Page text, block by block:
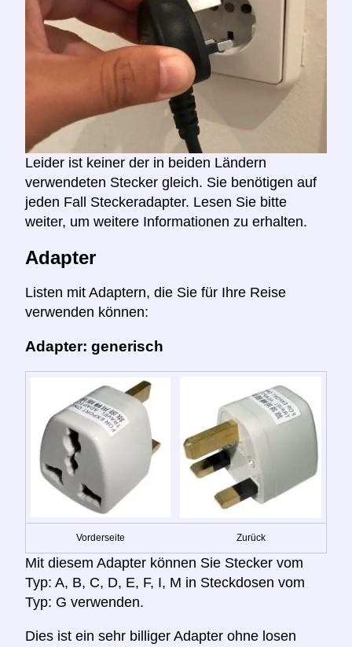
Leider ist keiner der in beiden Ländern
verwendeten Stecker gleich. Sie benötigen auf
jeden Fall Steckeradapter. Lesen Sie bitte
weiter, um weitere Informationen zu erhalten.
Adapter
Listen mit Adaptern, die Sie für Ihre Reise
verwenden können:
Adapter: generisch
Vorderseite Zurück
Mit diesem Adapter können Sie Stecker vom
Typ: A, B, C, D, E, F, I, M in Steckdosen vom
Typ: G verwenden.
Dies ist ein sehr billiger Adapter ohne losen